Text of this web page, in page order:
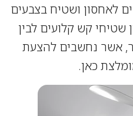
ושטיח בצבעים
קש קלועים לבין
נחשבים להצעת
כאן.